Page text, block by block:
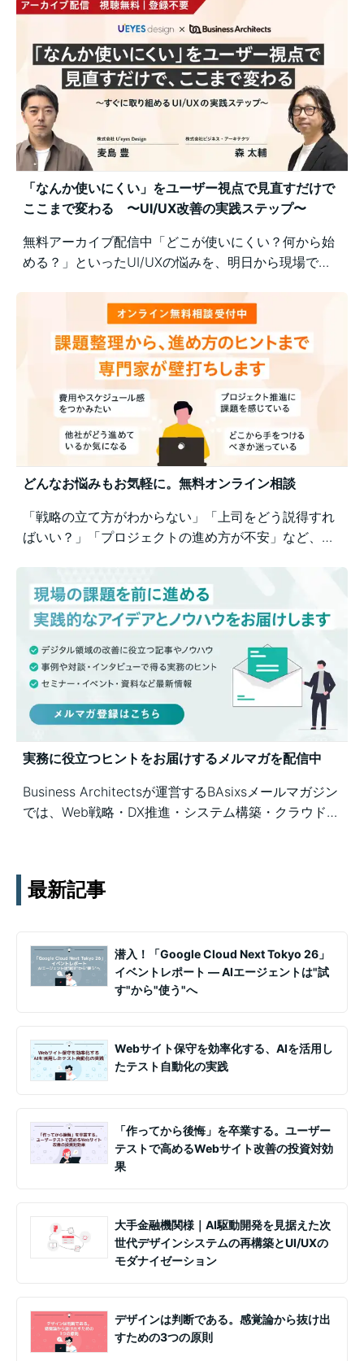
「なんか使いにくい」をユーザー視点で見直すだけで
ここまで変わる 〜UI/UX改善の実践ステップ〜
無料アーカイブ配信中「どこが使いにくい？何から始
める？」といったUI/UXの悩みを、明日から現場で実
の意識差に悩む方にもおすすめの実践型セミナーで
どんなお悩みもお気軽に。無料オンライン相談
「戦略の立て方がわからない」「上司をどう説得すれ
ばいい？」「プロジェクトの進め方が不安」など、業
実務に役立つヒントをお届けするメルマガを配信中
Business Architectsが運営するBAsixsメールマガジン
では、Web戦略・DX推進・システム構築・クラウド活
最新記事
潜入！「Google Cloud Next Tokyo 26」
イベントレポート ― AIエージェントは"試
す"から"使う"へ
Webサイト保守を効率化する、AIを活用し
たテスト自動化の実践
「作ってから後悔」を卒業する。ユーザー
テストで高めるWebサイト改善の投資対効
果
大手金融機関様｜AI駆動開発を見据えた次
世代デザインシステムの再構築とUI/UXの
モダナイゼーション
デザインは判断である。感覚論から抜け出
すための3つの原則